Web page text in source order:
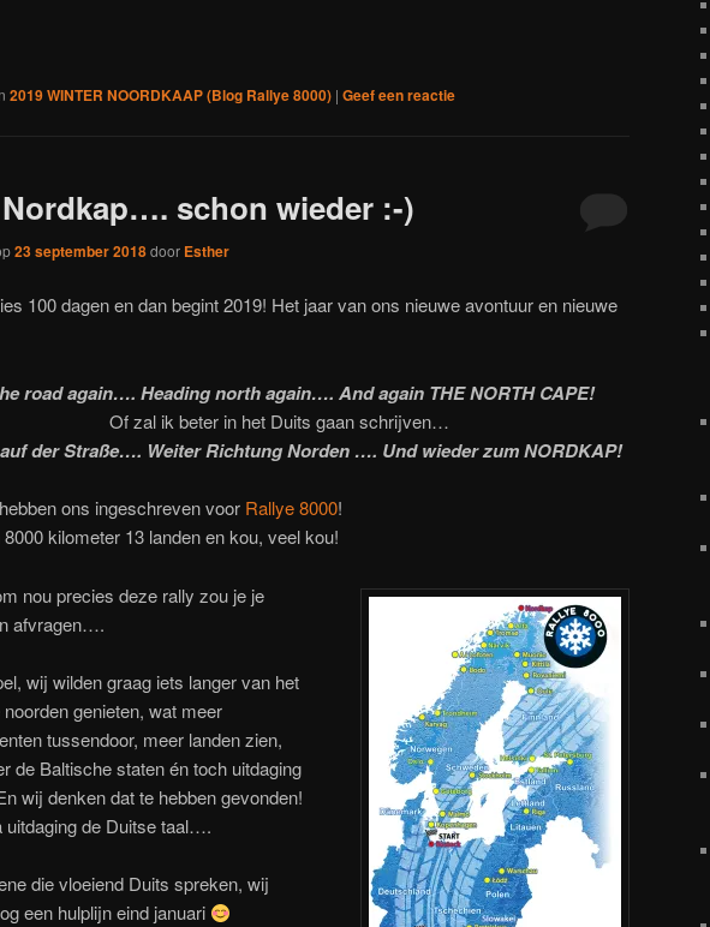
2019 WINTER NOORDKAAP (Blog Rallye 8000) | Geef een reactie
schon wieder :-)
23 september 2018door Esther
100 dagen en dan begint 2019! Het jaar van ons nieuwe avontuur en nieuwe
road again…. Heading north again…. And again THE NORTH CAPE!
Of zal ik beter in het Duits gaan schrijven…
der Straße…. Weiter Richtung Norden …. Und wieder zum NORDKAP!
ons ingeschreven voor Rallye 8000!
8000 kilometer 13 landen en kou, veel kou!
nou precies deze rally zou je je
afvragen….
wij wilden graag iets langer van het
genieten, wat meer
tussendoor, meer landen zien,
de Baltische staten én toch uitdaging
wij denken dat te hebben gevonden!
uitdaging de Duitse taal….
die vloeiend Duits spreken, wij
een hulplijn eind januari